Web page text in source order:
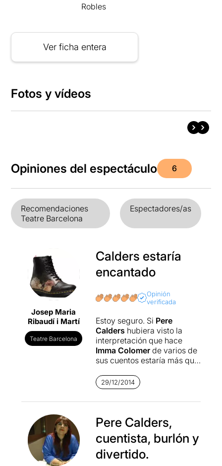
Robles
Ver ficha entera
Fotos y vídeos
Opiniones del espectáculo 6
Recomendaciones
Teatre Barcelona
Espectadores/as
Josep Maria
Ribaudí i Martí
Teatre Barcelona
Calders estaría
encantado
Opinión
verificada
Estoy seguro. Si Pere
Calders hubiera visto la
interpretación que hace
Imma Colomerde varios de
sus cuentos estaría más que
como directora como
intérprete ha sabido coger el
tono y los ha llevado a la
respetuosa y medida, pero
con imaginación y aquel
espíritu lúdico y socarrón
que caracterizaba al autor
catalán. Con el
29/12/2014
Pere Calders,
cuentista, burlón y
divertido.